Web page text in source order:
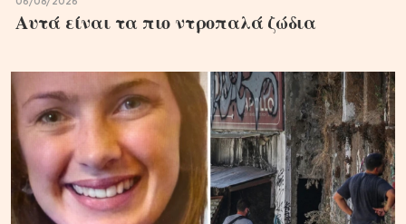
Αυτά είναι τα πιο ντροπαλά ζώδια